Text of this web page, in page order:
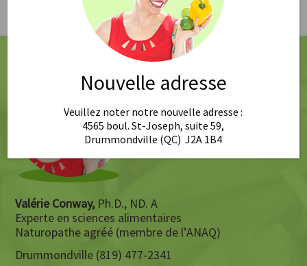
Valérie Conway,Ph.D., ND. A
Experte en sciences alimentaires
Naturopathe agréé (membre de l’ANAQ)
Drummondville (819) 477-2341
Nouvelle adresse
Veuillez noter notre nouvelle adresse :
4565 boul. St-Joseph, suite 59,
Drummondville (QC) J2A 1B4